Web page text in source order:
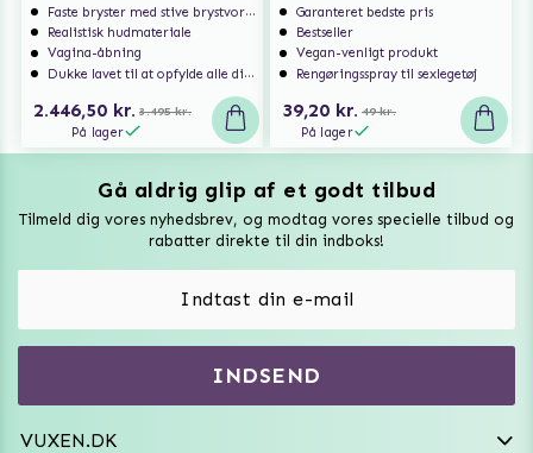
Faste bryster med stive brystvorter
Realistisk hudmateriale
Vagina-åbning
Dukke lavet til at opfylde alle dine fantasier
2.446,50 kr. 3.495 kr.
På lager
Garanteret bedste pris
Bestseller
Vegan-venligt produkt
Rengøringsspray til sexlegetøj
39,20 kr. 49 kr.
På lager
Gå aldrig glip af et godt tilbud
Tilmeld dig vores nyhedsbrev, og modtag vores specielle tilbud og
rabatter direkte til din indboks!
INDSEND
VUXEN.DK
VAT: SE556744520901
kundeservice@vuxen.dk
Vuxen Magazine
Vibratorer